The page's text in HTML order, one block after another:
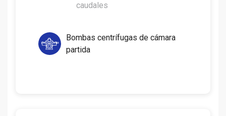
caudales
Bombas centrífugas de cámara
partida